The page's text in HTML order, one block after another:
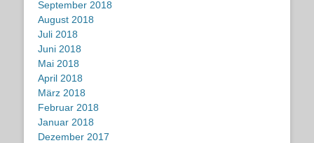
September 2018
August 2018
Juli 2018
Juni 2018
Mai 2018
April 2018
März 2018
Februar 2018
Januar 2018
Dezember 2017